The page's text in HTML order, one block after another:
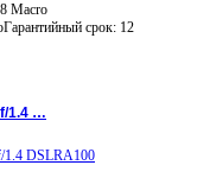
Macro
срок: 12
1.4 …